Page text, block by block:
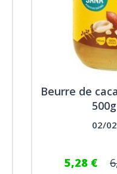
Beurre de
02/
5,28 €